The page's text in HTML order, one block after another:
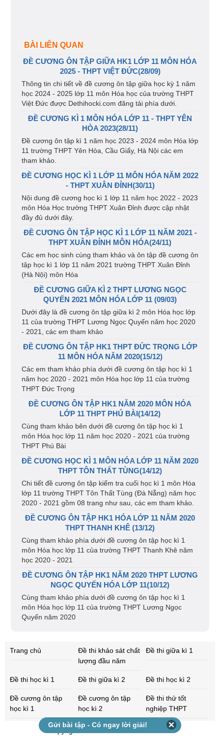
BÀI LIÊN QUAN
ĐỀ CƯƠNG ÔN TẬP GIỮA HK1 LỚP 11 MÔN HÓA
2025 - THPT VIỆT ĐỨC(28/09)
Thông tin chi tiết về đề cương ôn tập giữa học kỳ 1 năm
học 2024 - 2025 lớp 11 môn Hóa học của trường THPT
Việt Đức được Dethihocki.com đăng tải phía dưới.
ĐỀ CƯƠNG KÌ 1 MÔN HÓA LỚP 11 - THPT YÊN
HÒA 2023(28/11)
Đề cương ôn tập kì 1 năm học 2023 - 2024 môn Hóa lớp
11 trường THPT Yên Hòa, Cầu Giấy, Hà Nội các em
tham khảo.
ĐỀ CƯƠNG HỌC KÌ 1 LỚP 11 MÔN HÓA NĂM 2022
- THPT XUÂN ĐỈNH(30/11)
Nội dung đề cương học kì 1 lớp 11 năm học 2022 - 2023
môn Hóa Học trường THPT Xuân Đỉnh được cập nhật
đầy đủ dưới đây.
ĐỀ CƯƠNG ÔN TẬP HỌC KÌ 1 LỚP 11 NĂM 2021 -
THPT XUÂN ĐỈNH MÔN HÓA(24/11)
Các em học sinh cùng tham khảo và ôn tập đề cương ôn
tập học kì 1 lớp 11 năm 2021 trường THPT Xuân Đỉnh
(Hà Nội) môn Hóa
ĐỀ CƯƠNG GIỮA KÌ 2 THPT LƯƠNG NGỌC
QUYẾN 2021 MÔN HÓA LỚP 11 (09/03)
Dưới đây là đề cương ôn tập giữa kì 2 môn Hóa học lớp
11 của trường THPT Lương Ngọc Quyến năm học 2020
- 2021, các em tham khảo
ĐỀ CƯƠNG ÔN TẬP HK1 THPT ĐỨC TRỌNG LỚP
11 MÔN HÓA NĂM 2020(15/12)
Các em tham khảo phía dưới đề cương ôn tập học kì 1
năm học 2020 - 2021 môn Hóa học lớp 11 của trường
THPT Đức Trọng
ĐỀ CƯƠNG ÔN TẬP HK1 NĂM 2020 MÔN HÓA
LỚP 11 THPT PHÚ BÀI(14/12)
Cùng tham khảo bên dưới đề cương ôn tập học kì 1
môn Hóa học lớp 11 năm học 2020 - 2021 của trường
THPT Phú Bài
ĐỀ CƯƠNG HỌC KÌ 1 MÔN HÓA LỚP 11 NĂM 2020
THPT TÔN THẤT TÙNG(14/12)
Chi tiết đề cương ôn tập kiểm tra cuối học kì 1 môn Hóa
lớp 11 trường THPT Tôn Thất Tùng (Đà Nẵng) năm học
2020 - 2021 gồm 08 trang như sau, các em tham khảo.
ĐỀ CƯƠNG ÔN TẬP HK1 HÓA LỚP 11 NĂM 2020
THPT THANH KHÊ (13/12)
Cùng tham khảo phía dưới đề cương ôn tập học kì 1
môn Hóa học lớp 11 của trường THPT Thanh Khê năm
học 2020 - 2021
ĐỀ CƯƠNG ÔN TẬP HK1 NĂM 2020 THPT LƯƠNG
NGỌC QUYẾN HÓA LỚP 11(10/12)
Cùng tham khảo phía dưới đề cương ôn tập học kì 1
môn Hóa học lớp 11 của trường THPT Lương Ngọc
Quyến năm 2020
Trang chủ
Đề thi khảo sát chất
lượng đầu năm
Đề thi giữa kì 1
Đề thi học kì 1 Đề thi giữa kì 2 Đề thi học kì 2
Đề cương ôn tập
học kì 1
Đề cương ôn tập
học kì 2
Đề thi thử tốt
nghiệp THPT
Copyright 2026 - 2027 - dethihocki.com
Gửi bài tập - Có ngay lời giải!